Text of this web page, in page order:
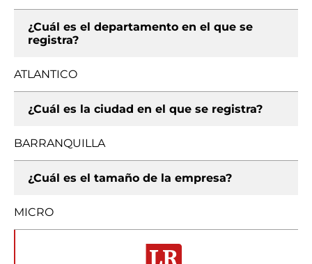
¿Cuál es el departamento en el que se
registra?
ATLANTICO
¿Cuál es la ciudad en el que se registra?
BARRANQUILLA
¿Cuál es el tamaño de la empresa?
MICRO